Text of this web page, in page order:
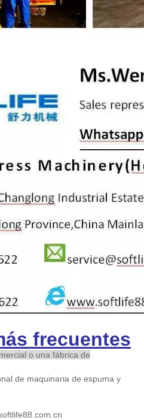
frecuentes
o una fábrica de
de maquinaria de espuma y